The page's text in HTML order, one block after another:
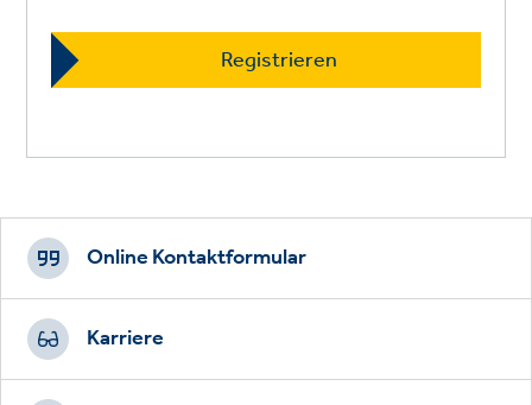
Footer
CTAs
Online Kontaktformular
Karriere